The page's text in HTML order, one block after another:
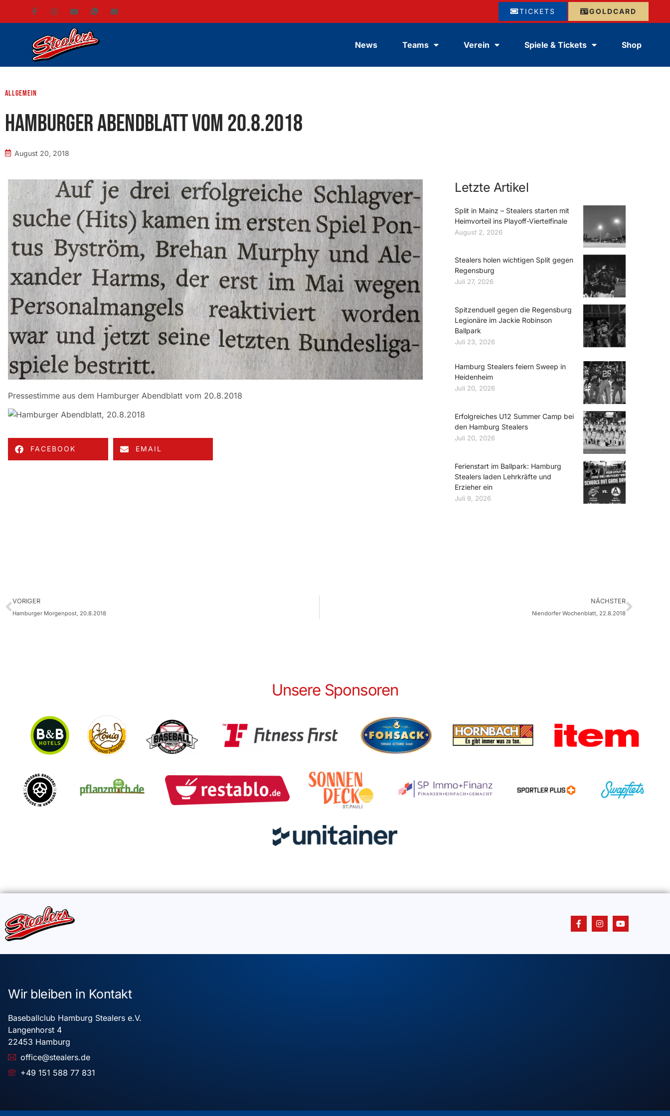
GOLDCARD
TICKETS
News Teams Verein Spiele & Tickets Shop
Allgemein
Hamburger Abendblatt vom 20.8.2018
August 20, 2018
Pressestimme aus dem Hamburger Abendblatt vom 20.8.2018
FACEBOOK EMAIL
Letzte Artikel
Split in Mainz – Stealers starten mit
Heimvorteil ins Playoff-Viertelfinale
August 2, 2026
Stealers holen wichtigen Split gegen
Regensburg
Juli 27, 2026
Spitzenduell gegen die Regensburg
Legionäre im Jackie Robinson
Ballpark
Juli 23, 2026
Hamburg Stealers feiern Sweep in
Heidenheim
Juli 20, 2026
Erfolgreiches U12 Summer Camp bei
den Hamburg Stealers
Juli 20, 2026
Ferienstart im Ballpark: Hamburg
Stealers laden Lehrkräfte und
Erzieher ein
Juli 9, 2026
VORIGER
Hamburger Morgenpost, 20.8.2018
NÄCHSTER
Niendorfer Wochenblatt, 22.8.2018
Unsere Sponsoren
Wir bleiben in Kontakt
Baseballclub Hamburg Stealers e.V.
Langenhorst 4
22453 Hamburg
office@stealers.de
+49 151 588 77 831